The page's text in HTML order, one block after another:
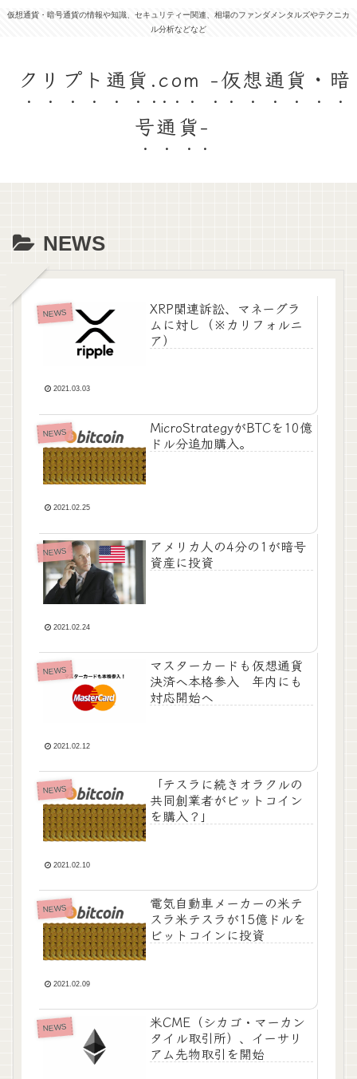
仮想通貨・暗号通貨の情報や知識、セキュリティー関連、相場のファンダメンタルズやテクニカ
ル分析などなど
クリプト通貨.com -仮想通貨・暗
号通貨-
NEWS
NEWS
XRP関連訴訟、マネーグラ
ムに対し（※カリフォルニ
ア）
2021.03.03
NEWS
MicroStrategyがBTCを10億
ドル分追加購入。
2021.02.25
NEWS
アメリカ人の4分の1が暗号
資産に投資
2021.02.24
NEWS
マスターカードも仮想通貨
決済へ本格参入 年内にも
対応開始へ
2021.02.12
NEWS
「テスラに続きオラクルの
共同創業者がビットコイン
を購入？」
2021.02.10
NEWS
電気自動車メーカーの米テ
スラ米テスラが15億ドルを
ビットコインに投資
2021.02.09
NEWS
米CME（シカゴ・マーカン
タイル取引所）、イーサリ
アム先物取引を開始